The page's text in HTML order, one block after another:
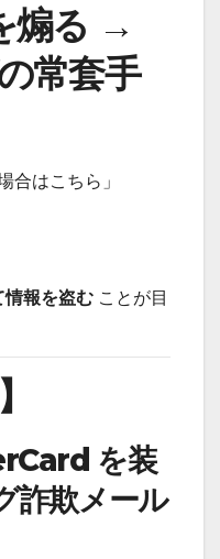
煽る →
常套手
合はこちら」
情報を盗む ことが目
を装
詐欺メール